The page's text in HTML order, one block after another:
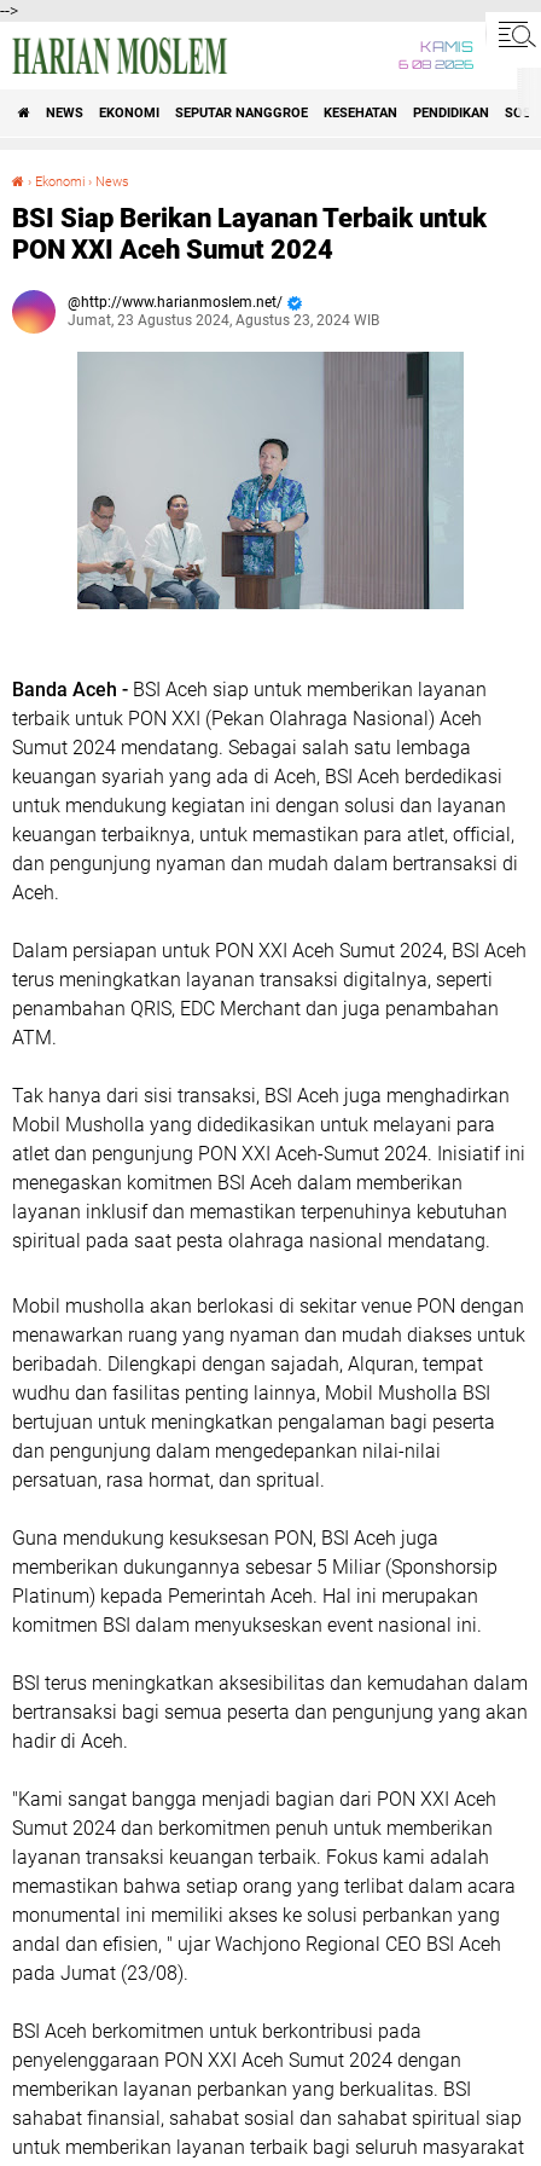
-->
KAMIS
6 08 2026
NEWS EKONOMI SEPUTAR NANGGROE KESEHATAN PENDIDIKAN
› Ekonomi › News
BSI Siap Berikan Layanan Terbaik untuk
PON XXI Aceh Sumut 2024
http://www.harianmoslem.net/
Jumat, 23 Agustus 2024, Agustus 23, 2024 WIB
Banda Aceh - BSI Aceh siap untuk memberikan layanan
terbaik untuk PON XXI (Pekan Olahraga Nasional) Aceh
Sumut 2024 mendatang. Sebagai salah satu lembaga
keuangan syariah yang ada di Aceh, BSI Aceh berdedikasi
untuk mendukung kegiatan ini dengan solusi dan layanan
keuangan terbaiknya, untuk memastikan para atlet, official,
dan pengunjung nyaman dan mudah dalam bertransaksi di
Aceh.
Dalam persiapan untuk PON XXI Aceh Sumut 2024, BSI Aceh
terus meningkatkan layanan transaksi digitalnya, seperti
penambahan QRIS, EDC Merchant dan juga penambahan
ATM.
Tak hanya dari sisi transaksi, BSI Aceh juga menghadirkan
Mobil Musholla yang didedikasikan untuk melayani para
atlet dan pengunjung PON XXI Aceh-Sumut 2024. Inisiatif ini
menegaskan komitmen BSI Aceh dalam memberikan
layanan inklusif dan memastikan terpenuhinya kebutuhan
spiritual pada saat pesta olahraga nasional mendatang.
Mobil musholla akan berlokasi di sekitar venue PON dengan
menawarkan ruang yang nyaman dan mudah diakses untuk
beribadah. Dilengkapi dengan sajadah, Alquran, tempat
wudhu dan fasilitas penting lainnya, Mobil Musholla BSI
bertujuan untuk meningkatkan pengalaman bagi peserta
dan pengunjung dalam mengedepankan nilai-nilai
persatuan, rasa hormat, dan spritual.
Guna mendukung kesuksesan PON, BSI Aceh juga
memberikan dukungannya sebesar 5 Miliar (Sponshorsip
Platinum) kepada Pemerintah Aceh. Hal ini merupakan
komitmen BSI dalam menyukseskan event nasional ini.
BSI terus meningkatkan aksesibilitas dan kemudahan dalam
bertransaksi bagi semua peserta dan pengunjung yang akan
hadir di Aceh.
"Kami sangat bangga menjadi bagian dari PON XXI Aceh
Sumut 2024 dan berkomitmen penuh untuk memberikan
layanan transaksi keuangan terbaik. Fokus kami adalah
memastikan bahwa setiap orang yang terlibat dalam acara
monumental ini memiliki akses ke solusi perbankan yang
andal dan efisien, " ujar Wachjono Regional CEO BSI Aceh
pada Jumat (23/08).
BSI Aceh berkomitmen untuk berkontribusi pada
penyelenggaraan PON XXI Aceh Sumut 2024 dengan
memberikan layanan perbankan yang berkualitas. BSI
sahabat finansial, sahabat sosial dan sahabat spiritual siap
untuk memberikan layanan terbaik bagi seluruh masyarakat